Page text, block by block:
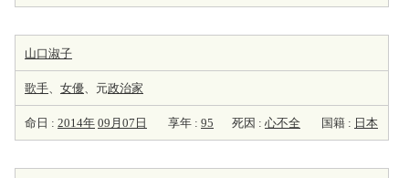
山口淑子
歌手、 女優、元政治家
命日 : 2014年 09月07日 享年 : 95 死因 : 心不全 国籍 : 日本